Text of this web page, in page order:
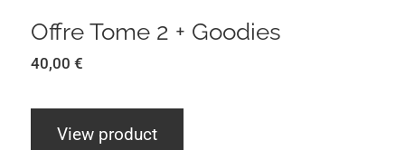
Offre Tome 2 + Goodies
40,00€
View product